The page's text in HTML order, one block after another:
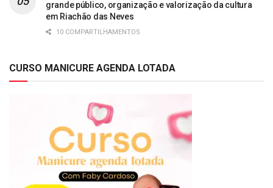
grande público, organização e valorização da cultura
em Riachão das Neves
10 COMPARTILHAMENTOS
CURSO MANICURE AGENDA LOTADA